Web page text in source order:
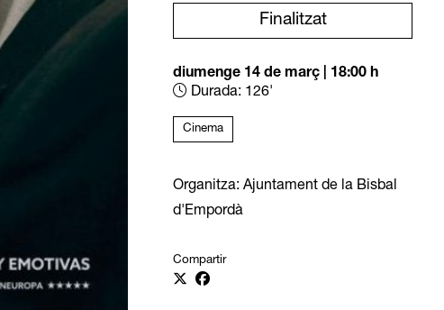
Finalitzat
diumenge 14 de març
18:00 h
Durada: 126'
Cinema
Organitza: Ajuntament de la Bisbal
d'Empordà
Compartir